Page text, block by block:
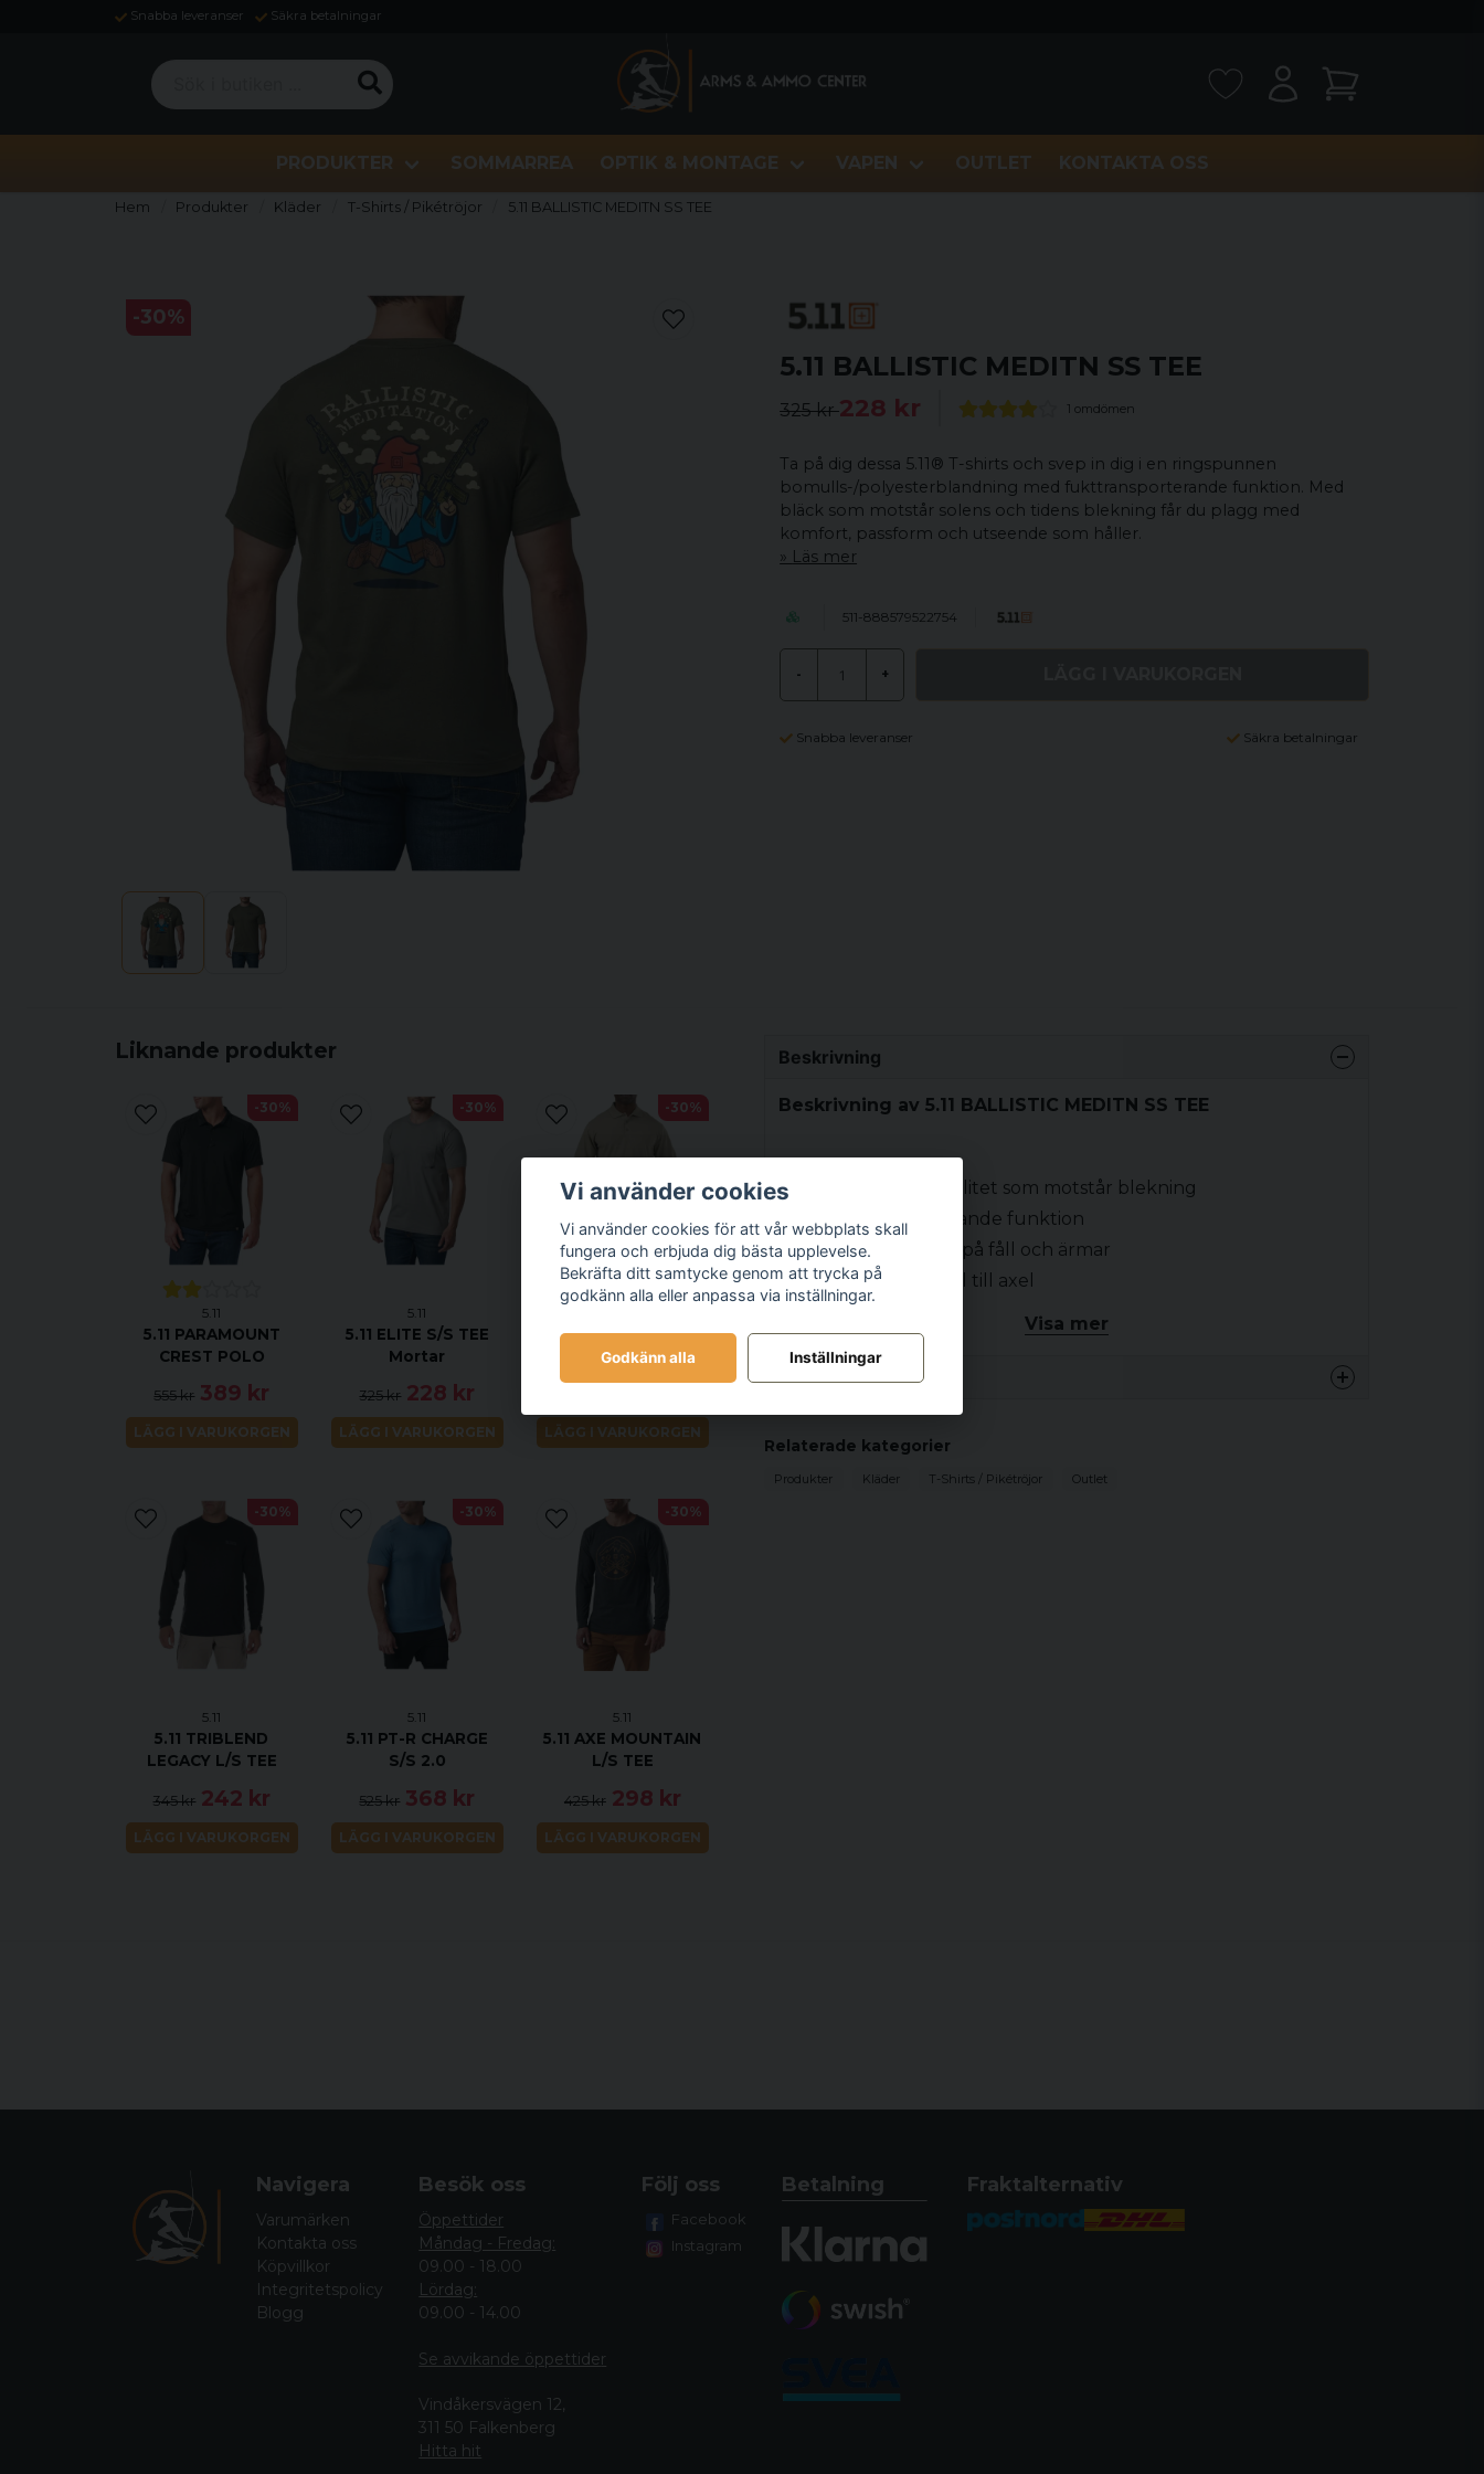
Snabba leveranser Säkra betalningar
Sök i butiken ...
PRODUKTER SOMMARREA OPTIK & MONTAGE VAPEN OUTLET KONTAKTA OSS
Hem Produkter Kläder T-Shirts / Pikétröjor 5.11 BALLISTIC MEDITN SS TEE
-30%
5.11 BALLISTIC MEDITN SS TEE
325 kr228 kr 1 omdömen
Ta på dig dessa 5.11® T-shirts och svep in dig i en ringspunnen
bomulls-/polyesterblandning med fukttransporterande funktion. Med
bläck som motstår solens och tidens blekning får du plagg med
komfort, passform och utseende som håller.
Läs mer
511-888579522754
- +
Snabba leveranser Säkra betalningar
Liknande produkter
5.11
5.11 PARAMOUNT
CREST POLO
555 kr 389 kr
LÄGG I VARUKORGEN
-30%
5.11
5.11 ELITE S/S TEE
Mortar
325 kr 228 kr
LÄGG I VARUKORGEN
-30%
5.11 PROFESSIONAL
S/S POLO
LÄGG I VARUKORGEN
-30%
5.11
5.11 TRIBLEND
LEGACY L/S TEE
345 kr 242 kr
LÄGG I VARUKORGEN
-30%
5.11
5.11 PT-R CHARGE
S/S 2.0
525 kr 368 kr
LÄGG I VARUKORGEN
-30%
5.11
5.11 AXE MOUNTAIN
L/S TEE
425 kr 298 kr
LÄGG I VARUKORGEN
-30%
Beskrivning
Beskrivning av 5.11 BALLISTIC MEDITN SS TEE
Bläck av hög kvalitet som motstår blekning
Fukttransporterande funktion
Dubbla sömmar på fåll och ärmar
Halstejp från axel till axel
Visa mer
Recensioner (1)
Nicklas
Relaterade kategorier
Produkter Kläder T-Shirts / Pikétröjor Outlet
Navigera
Varumärken
Kontakta oss
Köpvillkor
Integritetspolicy
Blogg
Besök oss
Öppettider
Måndag - Fredag:
09.00 - 18.00
Lördag:
09.00 - 14.00
Se avvikande öppettider
Vindåkersvägen 12,
311 50 Falkenberg
Hitta hit
Följ oss
Facebook
Instagram
Betalning Fraktalternativ
Vi använder cookies
Vi använder cookies för att vår webbplats skall
fungera och erbjuda dig bästa upplevelse.
Bekräfta ditt samtycke genom att trycka på
godkänn alla eller anpassa via inställningar.
Godkänn alla Inställningar